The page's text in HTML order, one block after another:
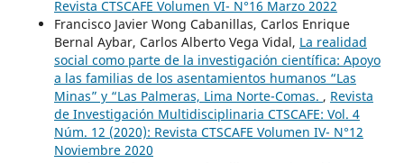
Revista CTSCAFE Volumen VI- N°16 Marzo 2022
Francisco Javier Wong Cabanillas, Carlos Enrique
Bernal Aybar, Carlos Alberto Vega Vidal, La realidad
social como parte de la investigación científica: Apoyo
a las familias de los asentamientos humanos “Las
Minas” y “Las Palmeras, Lima Norte-Comas. , Revista
de Investigación Multidisciplinaria CTSCAFE: Vol. 4
Núm. 12 (2020): Revista CTSCAFE Volumen IV- N°12
Noviembre 2020